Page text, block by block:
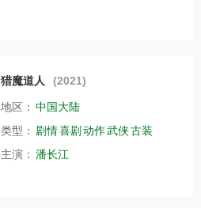
猎魔道人 (2021)
地区： 中国大陆
类型： 剧情喜剧 动作武侠古装
主演： 潘长江